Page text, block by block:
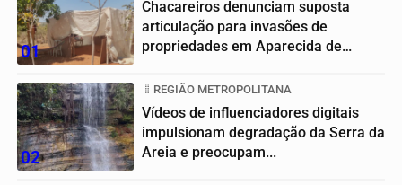
01
Chacareiros denunciam suposta
articulação para invasões de
propriedades em Aparecida de
02
REGIÃO METROPOLITANA
Vídeos de influenciadores digitais
impulsionam degradação da Serra da
Areia e preocupam...